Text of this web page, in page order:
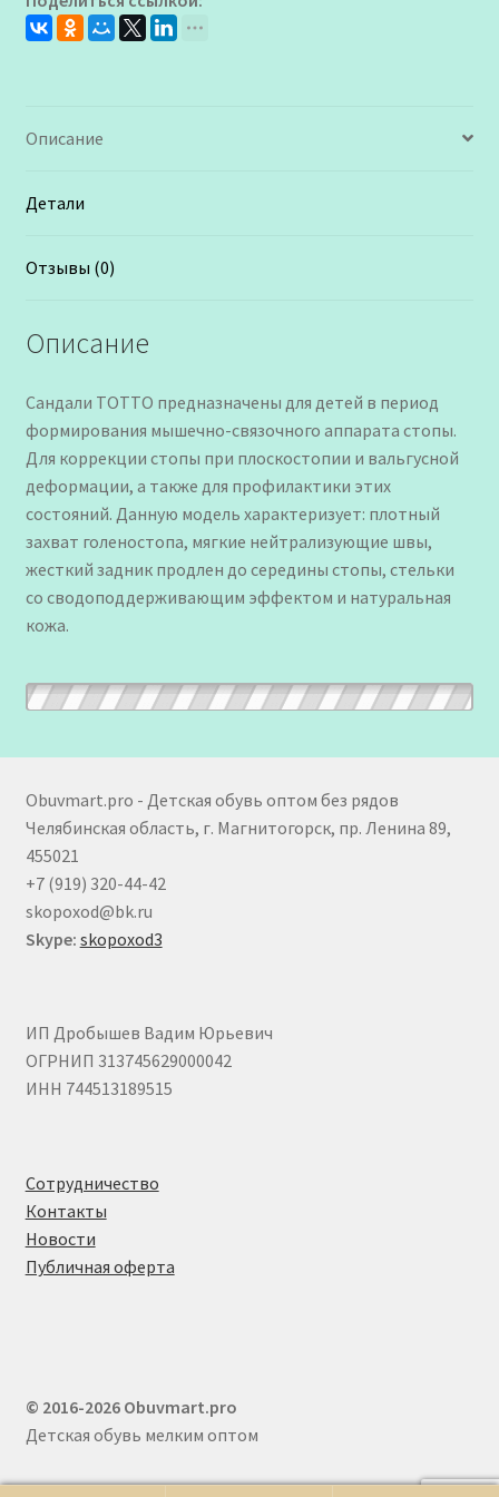
для
Мальчика
Описание
Детали
Отзывы (0)
Описание
Сандали ТОТТО предназначены для детей в период
формирования мышечно-связочного аппарата стопы.
Для коррекции стопы при плоскостопии и вальгусной
деформации, а также для профилактики этих
состояний. Данную модель характеризует: плотный
захват голеностопа, мягкие нейтрализующие швы,
жесткий задник продлен до середины стопы, стельки
со сводоподдерживающим эффектом и натуральная
кожа.
Obuvmart.pro - Детская обувь оптом без рядов
Челябинская область, г. Магнитогорск, пр. Ленина 89,
455021
+7 (919) 320-44-42
skopoxod@bk.ru
Skype: skopoxod3
ИП Дробышев Вадим Юрьевич
ОГРНИП 313745629000042
ИНН 744513189515
Сотрудничество
Контакты
Новости
Публичная оферта
© 2016-2026 Obuvmart.pro
Детская обувь мелким оптом